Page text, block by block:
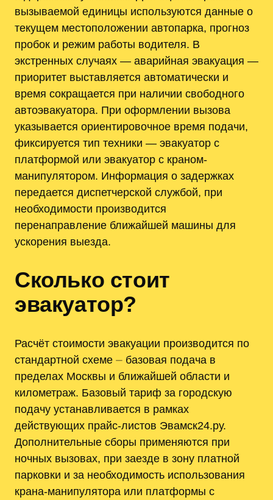
вызываемой единицы используются данные о
текущем местоположении автопарка, прогноз
пробок и режим работы водителя. В
экстренных случаях — аварийная эвакуация —
приоритет выставляется автоматически и
время сокращается при наличии свободного
автоэвакуатора. При оформлении вызова
указывается ориентировочное время подачи,
фиксируется тип техники — эвакуатор с
платформой или эвакуатор с краном-
манипулятором. Информация о задержках
передается диспетчерской службой, при
необходимости производится
перенаправление ближайшей машины для
ускорения выезда.
Сколько стоит
эвакуатор?
Расчёт стоимости эвакуации производится по
стандартной схеме ⏤ базовая подача в
пределах Москвы и ближайшей области и
километраж. Базовый тариф за городскую
подачу устанавливается в рамках
действующих прайс-листов Эвамск24.ру.
Дополнительные сборы применяются при
ночных вызовах, при заезде в зону платной
парковки и за необходимость использования
крана-манипулятора или платформы с